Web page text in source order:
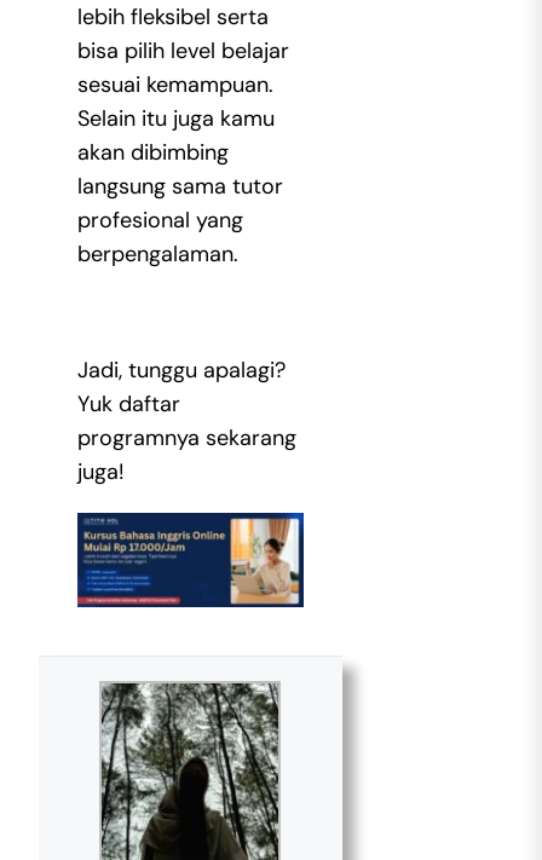
lebih fleksibel serta
bisa pilih level belajar
sesuai kemampuan.
Selain itu juga kamu
akan dibimbing
langsung sama tutor
profesional yang
berpengalaman.
Jadi, tunggu apalagi?
Yuk daftar
programnya sekarang
juga!